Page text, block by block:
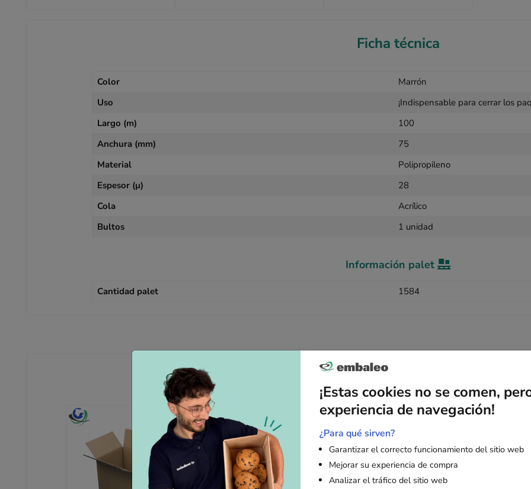
Ficha técnica
Color
Marrón
Uso
¡Indispensable para cerrar los
Largo (m)
100
Anchura (mm)
75
Material
Polipropileno
Espesor (µ)
28
Cola
Acrílico
Bultos
1 unidad
Información palet
Cantidad palet 1584
Artículos adicionales
¡Estas cookies no se comen,
experiencia de navegación!
¿Para qué sirven?
Garantizar el correcto funcionamiento del sitio web
Mejorar su experiencia de compra
Analizar el tráfico del sitio web